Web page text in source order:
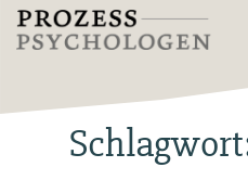
Zum
Inhalt
Prozesspsychologen